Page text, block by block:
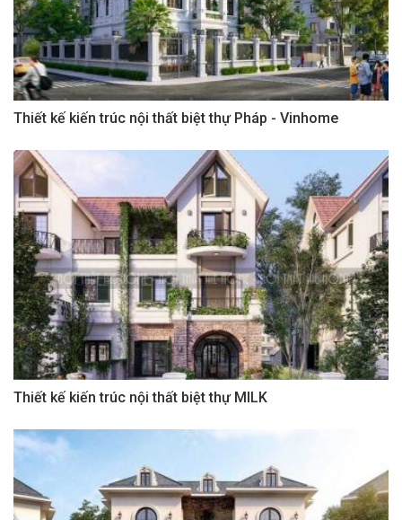
Thiết kế kiến trúc nội thất biệt thự Pháp - Vinhome
Thiết kế kiến trúc nội thất biệt thự MILK